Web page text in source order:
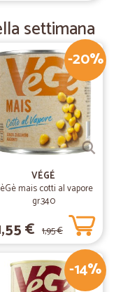
settimana
-20%
VÉGÉ
mais cotti al vapore
gr.340
€ 1,95 €
-14%